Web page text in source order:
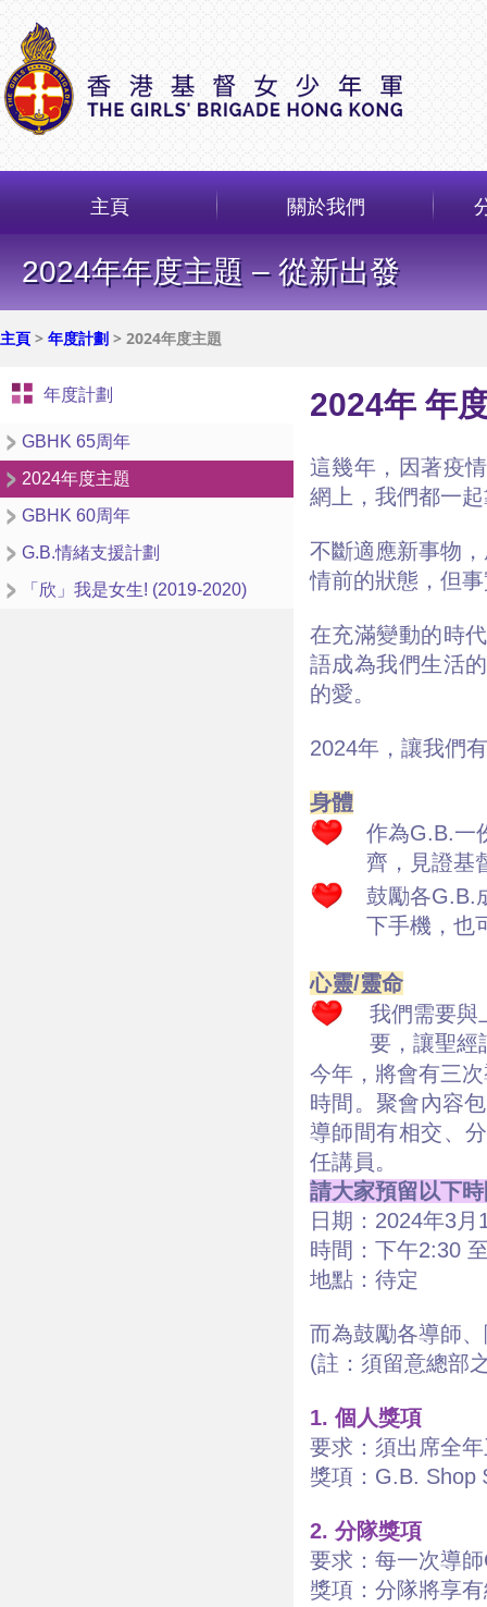
主頁 關於我們
2024年年度主題 – 從新出發
主頁 > 年度計劃 > 2024年度主題
年度計劃
GBHK 65周年
2024年度主題
GBHK 60周年
G.B.情緒支援計劃
「欣」我是女生! (2019-2020)
2024年 年
這幾年，因著疫
網上，我們都一
不斷適應新事物
情前的狀態，但
在充滿變動的時
語成為我們生活
的愛。
2024年，讓我們
身體
作為G.B.一
齊，見證基
鼓勵各G.B.
下手機，也
心靈/靈命
我們需要與
要，讓聖經
今年，將會有三
時間。聚會內容
導師間有相交、
任講員。
請大家預留以下
日期：2024年3
時間：下午2:30
地點：待定
而為鼓勵各導師
(註：須留意總部
1. 個人獎項
要求：須出席全
獎項：G.B. Shop
2. 分隊獎項
要求：每一次導
獎項：分隊將享